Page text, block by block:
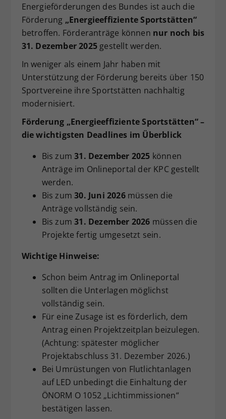
Energieförderungen des Bundes ist auch die
Förderung „Energieeffiziente Sportstätten“
betroffen. Förderanträge können nur noch bis
31. Dezember 2025gestellt werden.
In weniger als einem Jahr haben mit
Unterstützung der Förderung bereits über 150
Sportvereine ihre Sportstätten nachhaltig
modernisiert.
Förderung „Energieeffiziente Sportstätten“ –
die wichtigsten Deadlines im Überblick
Bis zum31. Dezember 2025 können
Anträge im Onlineportal der KPC gestellt
werden.
Bis zum30. Juni 2026müssen die
Anträge vollständig sein.
Bis zum31. Dezember 2026 müssen die
Projekte fertig umgesetzt sein.
Wichtige Hinweise:
Schon beim Antrag im Onlineportal
sollten die Unterlagen möglichst
vollständig sein.
Für eine Zusage ist es förderlich, dem
Antrag einen Projektzeitplan beizulegen.
(Achtung: spätester möglicher
Projektabschluss 31. Dezember 2026.)
Bei Umrüstungen von Flutlichtanlagen
auf LED unbedingt die Einhaltung der
ÖNORM O 1052 „Lichtimmissionen“
bestätigen lassen.
Zweck
Dieser Wert speichert Ihre Consent-
Einstellungen. Unter anderem eine
zufällig generierte ID, für die
historische Speicherung Ihrer
Webseiten-Betreiber dies eingestellt
hat.